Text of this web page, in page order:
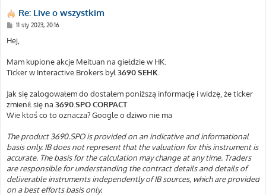
Re: Live o wszystkim
P
s
t
11 sty 2023, 20:16
Hej,
Mam kupione akcje Meituan na giełdzie w HK.
Ticker w Interactive Brokers był 3690 SEHK
Jak się zalogowałem do dostałem poniższą informację i widzę, że ticker
zmienił się na 3690.SPO CORPACT
Wie ktoś co to oznacza? Google o dziwo nie ma
The product 3690.SPO is provided on an indicative and informational
basis only. IB does not represent that the valuation for this instrument is
accurate. The basis for the calculation may change at any time. Traders
are responsible for understanding the contract details and details of
deliverable instruments independently of IB sources, which are provided
on a best efforts basis only.